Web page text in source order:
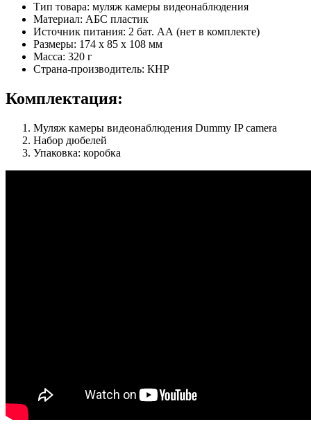
Тип товара: муляж камеры видеонаблюдения
Материал: АБС пластик
Источник питания: 2 бат. АА (нет в комплекте)
Размеры: 174 x 85 x 108 мм
Масса: 320 г
Страна-производитель: КНР
Комплектация:
Муляж камеры видеонаблюдения Dummy IP camera
Набор дюбелей
Упаковка: коробка